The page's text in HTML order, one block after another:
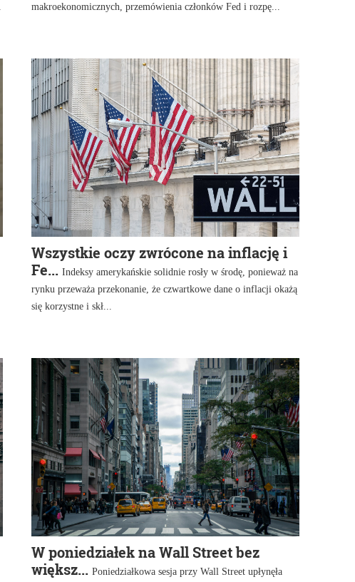
makroekonomicznych, przemówienia członków Fed i rozpę...
Wszystkie oczy zwrócone na inflację i
Fe... Indeksy amerykańskie solidnie rosły w środę, ponieważ na
rynku przeważa przekonanie, że czwartkowe dane o inflacji okażą
się korzystne i skł...
W poniedziałek na Wall Street bez
większ... Poniedziałkowa sesja przy Wall Street upłynęła